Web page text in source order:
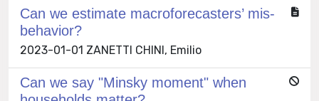
Can we estimate macroforecasters’ mis-
behavior?
2023-01-01 ZANETTI CHINI, Emilio
Can we say "Minsky moment" when